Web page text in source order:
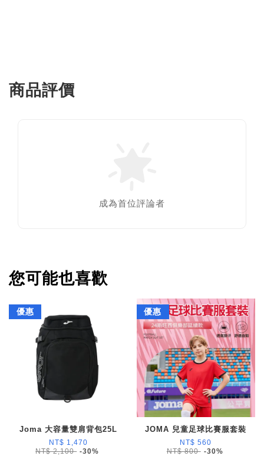
商品評價
成為首位評論者
您可能也喜歡
優惠
Joma 大容量雙肩背包25L
NT$ 1,470
NT$ 2,100 -30%
優惠
JOMA 兒童足球比賽服套裝
NT$ 560
NT$ 800 -30%